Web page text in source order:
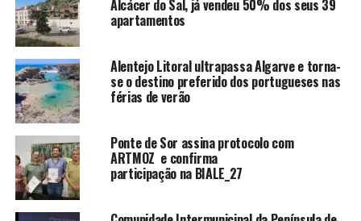
Alcácer do Sal, já vendeu 50% dos seus 39
apartamentos
Alentejo Litoral ultrapassa Algarve e torna-
se o destino preferido dos portugueses nas
férias de verão
Ponte de Sor assina protocolo com
ARTMOZ e confirma
participação na BIALE_27